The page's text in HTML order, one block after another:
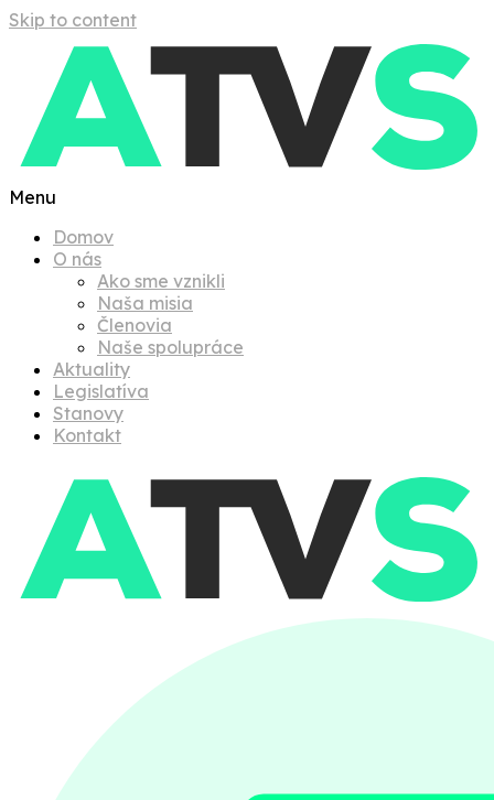
Skip to content
Menu
Domov
O nás
Ako sme vznikli
Naša misia
Členovia
Naše spolupráce
Aktuality
Legislatíva
Stanovy
Kontakt